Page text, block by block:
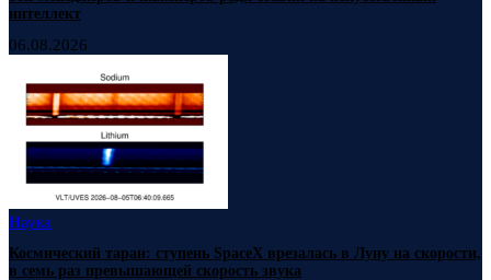
интеллект
06.08.2026
Наука
Космический таран: ступень SpaceX врезалась в Луну на скорости,
в семь раз превышающей скорость звука